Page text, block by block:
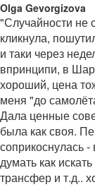
Olga Gevorgizova
"Случайности не
кликнула,
и таки через
впринципи, в
хороший, цена
меня "до
Дала ценные
была как своя.
соприкоснулась
думать как
трансфер и т.д..